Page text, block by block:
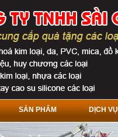
SẢN PHẨM DỊCH VỤ